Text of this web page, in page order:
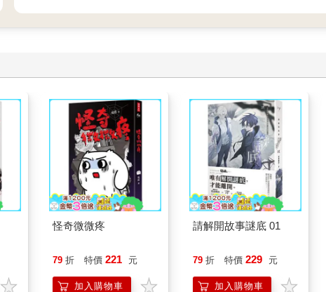
怪奇微微疼
79 折 特價 221 元
加入購物車
請解開故事謎底 01
79 折 特價 229 元
加入購物車